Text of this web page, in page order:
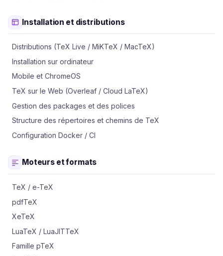
Installation et distributions
Distributions (TeX Live / MiKTeX / MacTeX)
Installation sur ordinateur
Mobile et ChromeOS
TeX sur le Web (Overleaf / Cloud LaTeX)
Gestion des packages et des polices
Structure des répertoires et chemins de TeX
Configuration Docker / CI
Moteurs et formats
TeX / e-TeX
pdfTeX
XeTeX
LuaTeX / LuaJITTeX
Famille pTeX